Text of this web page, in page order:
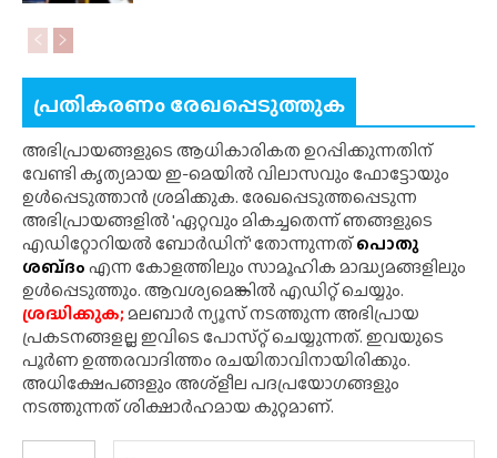
പ്രതികരണം രേഖപ്പെടുത്തുക
അഭിപ്രായങ്ങളുടെ ആധികാരികത ഉറപ്പിക്കുന്നതിന്
വേണ്ടി കൃത്യമായ ഇ-മെയിൽ വിലാസവും ഫോട്ടോയും
ഉൾപ്പെടുത്താൻ ശ്രമിക്കുക. രേഖപ്പെടുത്തപ്പെടുന്ന
അഭിപ്രായങ്ങളിൽ 'ഏറ്റവും മികച്ചതെന്ന് ഞങ്ങളുടെ
എഡിറ്റോറിയൽ ബോർഡിന്' തോന്നുന്നത്പൊതു
ശബ്‌ദംഎന്ന കോളത്തിലും സാമൂഹിക മാദ്ധ്യമങ്ങളിലും
ഉൾപ്പെടുത്തും. ആവശ്യമെങ്കിൽ എഡിറ്റ് ചെയ്യും.
ശ്രദ്ധിക്കുക;മലബാർ ന്യൂസ് നടത്തുന്ന അഭിപ്രായ
പ്രകടനങ്ങളല്ല ഇവിടെ പോസ്‌റ്റ് ചെയ്യുന്നത്. ഇവയുടെ
പൂർണ ഉത്തരവാദിത്തം രചയിതാവിനായിരിക്കും.
അധിക്ഷേപങ്ങളും അശ്‌ളീല പദപ്രയോഗങ്ങളും
നടത്തുന്നത് ശിക്ഷാർഹമായ കുറ്റമാണ്.